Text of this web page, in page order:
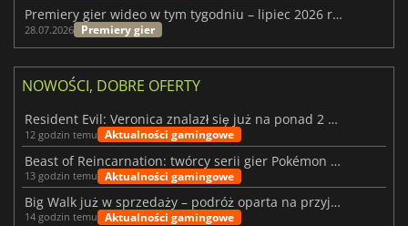
Premiery gier wideo w tym tygodniu – lipiec 2026 r. (tydzień 31)
28.07.2026 Premiery gier
NOWOŚCI, DOBRE OFERTY
Resident Evil: Veronica znalazł się już na ponad 2 milionach list życzeń
12 godzin temu Aktualności gamingowe
Beast of Reincarnation: twórcy serii gier Pokémon wkraczają na nową ścieżkę
13 godzin temu Aktualności gamingowe
Big Walk już w sprzedaży – podróż oparta na przyjaźni
14 godzin temu Aktualności gamingowe